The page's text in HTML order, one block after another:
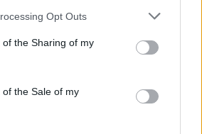
Opt Outs
the Sharing of my
the Sale of my